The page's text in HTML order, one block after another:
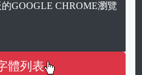
GOOGLE CHROME瀏覽
體列表